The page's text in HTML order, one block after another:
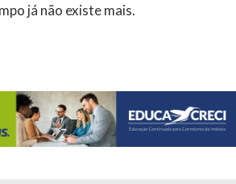
já não existe mais.